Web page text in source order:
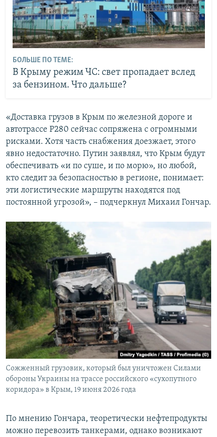
БОЛЬШЕ ПО ТЕМЕ:
В Крыму режим ЧС: свет пропадает вслед
за бензином. Что дальше?
«Доставка грузов в Крым по железной дороге и
автотрассе Р280 сейчас сопряжена с огромными
рисками. Хотя часть снабжения доезжает, этого
явно недостаточно. Путин заявлял, что Крым будут
обеспечивать «и по суше, и по морю», но любой,
кто следит за безопасностью в регионе, понимает:
эти логистические маршруты находятся под
постоянной угрозой», – подчеркнул Михаил Гончар.
Сожженный грузовик, который был уничтожен Силами
обороны Украины на трассе российского «сухопутного
коридора» в Крым, 19 июня 2026 года
По мнению Гончара, теоретически нефтепродукты
можно перевозить танкерами, однако возникают